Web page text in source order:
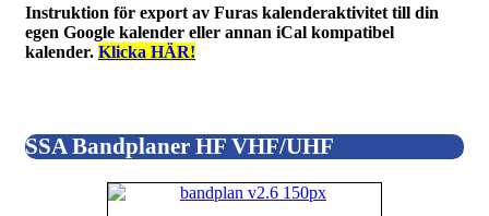
Instruktion för export av Furas kalenderaktivitet till din
egen Google kalender eller annan iCal kompatibel
kalender. Klicka HÄR!
SSA Bandplaner HF VHF/UHF